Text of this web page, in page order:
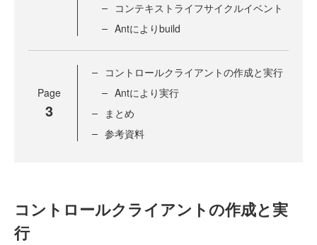
コンテキストライフサイクルイベント
Antによりbuild
Page
3
コントロールクライアントの作成と実行
Antにより実行
まとめ
参考資料
コントロールクライアントの作成と実
行